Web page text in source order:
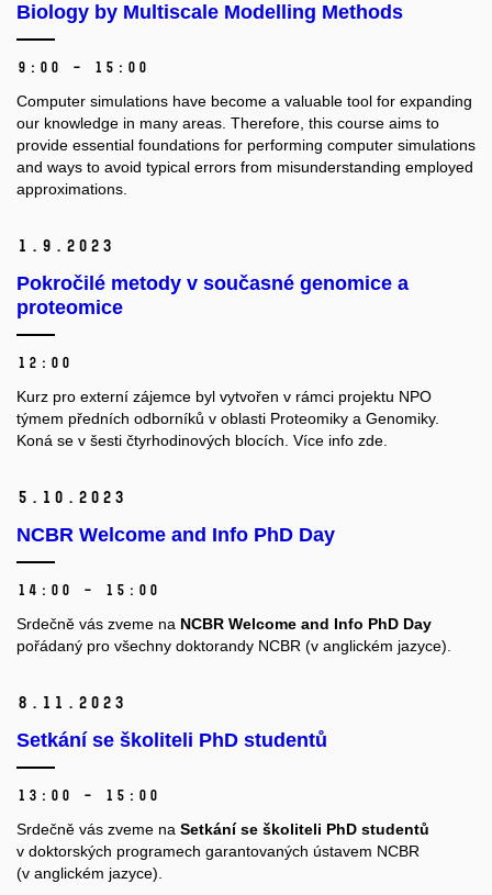
Biology by Multiscale Modelling Methods
9:00 – 15:00
Computer simulations have become a valuable tool for expanding
our knowledge in many areas. Therefore, this course aims to
provide essential foundations for performing computer simulations
and ways to avoid typical errors from misunderstanding employed
approximations.
1. 9. 2023
Pokročilé metody v současné genomice a
proteomice
12:00
Kurz pro externí zájemce byl vytvořen v rámci projektu NPO
týmem předních odborníků v oblasti Proteomiky a Genomiky.
Koná se v šesti čtyrhodinových blocích. Více info zde.
5. 10. 2023
NCBR Welcome and Info PhD Day
14:00 – 15:00
Srdečně vás zveme na NCBR Welcome and Info PhD Day
pořádaný pro všechny doktorandy NCBR (v anglickém jazyce).
8. 11. 2023
Setkání se školiteli PhD studentů
13:00 – 15:00
Srdečně vás zveme na Setkání se školiteli PhD studentů
v doktorských programech garantovaných ústavem NCBR
(v anglickém jazyce).